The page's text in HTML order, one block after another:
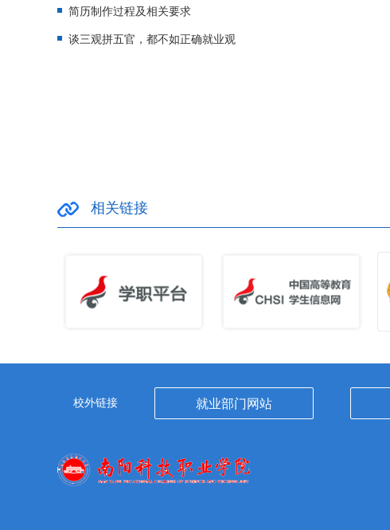
简历制作过程及相关要求
谈三观拼五官，都不如正确就业观
相关链接
校外链接 就业部门网站